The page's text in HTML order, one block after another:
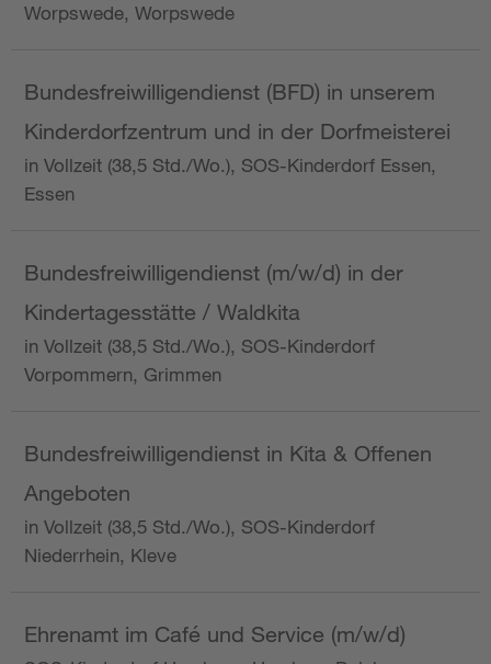
Worpswede, Worpswede
Bundesfreiwilligendienst (BFD) in unserem
Kinderdorfzentrum und in der Dorfmeisterei
in Vollzeit (38,5 Std./Wo.), SOS-Kinderdorf Essen,
Essen
Bundesfreiwilligendienst (m/w/d) in der
Kindertagesstätte / Waldkita
in Vollzeit (38,5 Std./Wo.), SOS-Kinderdorf
Vorpommern, Grimmen
Bundesfreiwilligendienst in Kita & Offenen
Angeboten
in Vollzeit (38,5 Std./Wo.), SOS-Kinderdorf
Niederrhein, Kleve
Ehrenamt im Café und Service (m/w/d)